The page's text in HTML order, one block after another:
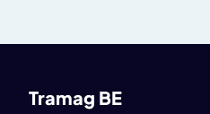
Tramag BE